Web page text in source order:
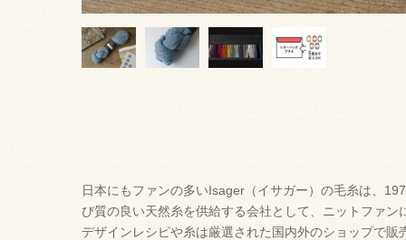
日本にもファンの多いIsager（イサガー）の毛糸は、
び質の良い天然糸を供給する会社として、ニットファン
デザインレシピや糸は厳選された国内外のショップで